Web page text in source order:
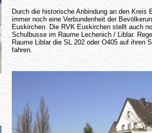
Durch die historische Anbindung an den Kreis
immer noch eine Verbundenheit der
Euskirchen. Die RVK Euskirchen stellt auch
Schulbusse im Raume Lechenich / Liblar.
Raume Liblar die SL 202 oder O405 auf ihren
fahren.